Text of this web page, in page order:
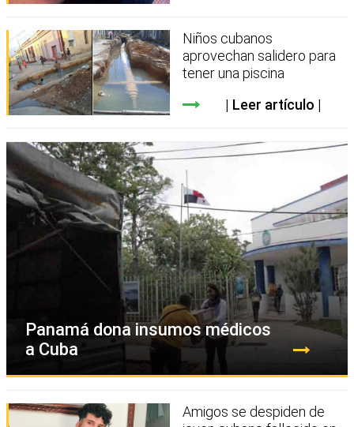
Niños cubanos
aprovechan salidero para
tener una piscina
Leer artículo
Panamá dona insumos médicos
a Cuba
Amigos se despiden de